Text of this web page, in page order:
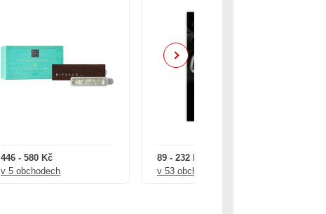
446 - 580 Kč
v 5 obchodech
89 - 232 Kč
v 53 obchodech
Next